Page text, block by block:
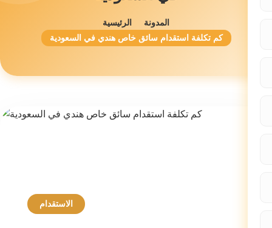
الرئيسية
المدونة
كم تكلفة استقدام سائق خاص هندي في السعودية
الاستقدام